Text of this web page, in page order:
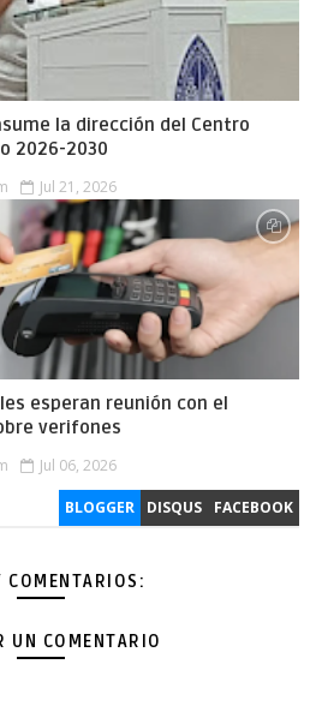
la dirección del Centro
2026-2030
Jul 21, 2026
esperan reunión con el
verifones
Jul 06, 2026
BLOGGER DISQUS FACEBOOK
COMENTARIOS:
UN COMENTARIO